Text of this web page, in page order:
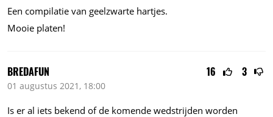
Een compilatie van geelzwarte hartjes.
Mooie platen!
16 3
BREDAFUN
01 augustus 2021, 18:00
Is er al iets bekend of de komende wedstrijden worden